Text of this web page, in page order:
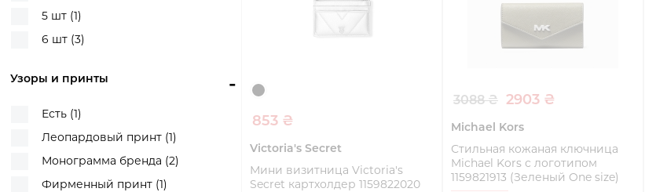
5 шт (1)
6 шт (3)
-
Узоры и принты
Есть (1)
Леопардовый принт (1)
Монограмма бренда (2)
Фирменный принт (1)
853 ₴
Victoria's Secret
Мини визитница Victoria's
Secret картхолдер 1159822020
3088 ₴ 2903 ₴
Michael Kors
Стильная кожаная ключница
Michael Kors с логотипом
1159821913 (Зеленый One size)